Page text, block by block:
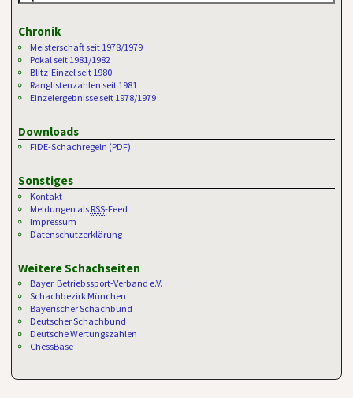
Chronik
Meisterschaft seit 1978/1979
Pokal seit 1981/1982
Blitz-Einzel seit 1980
Ranglistenzahlen seit 1981
Einzelergebnisse seit 1978/1979
Downloads
FIDE-Schachregeln (PDF)
Sonstiges
Kontakt
Meldungen als RSS-Feed
Impressum
Datenschutzerklärung
Weitere Schachseiten
Bayer. Betriebssport-Verband e.V.
Schachbezirk München
Bayerischer Schachbund
Deutscher Schachbund
Deutsche Wertungszahlen
ChessBase